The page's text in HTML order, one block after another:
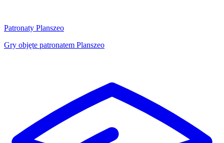
Patronaty Planszeo
Gry objęte patronatem Planszeo